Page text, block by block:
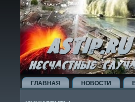
ГЛАВНАЯ НОВОСТИ